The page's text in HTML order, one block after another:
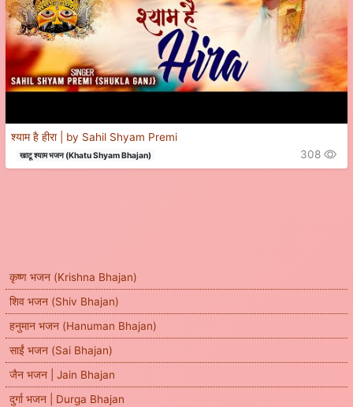
कृष्ण भजन (Krishna Bhajan)
शिव भजन (Shiv Bhajan)
हनुमान भजन (Hanuman Bhajan)
साईं भजन (Sai Bhajan)
जैन भजन | Jain Bhajan
दुर्गा भजन | Durga Bhajan
श्याम है हीरा | by Sahil Shyam Premi
खाटू श्याम भजन (Khatu Shyam Bhajan) 308